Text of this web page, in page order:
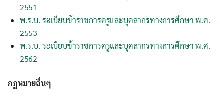
2551
พ.ร.บ. ระเบียบข้าราชการครูและบุคลากรทางการศึกษา พ.ศ.
2553
พ.ร.บ. ระเบียบข้าราชการครูและบุคลากรทางการศึกษา พ.ศ.
2562
กฏหมายอื่นๆ